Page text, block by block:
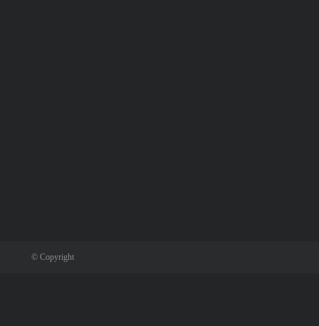
© Copyright